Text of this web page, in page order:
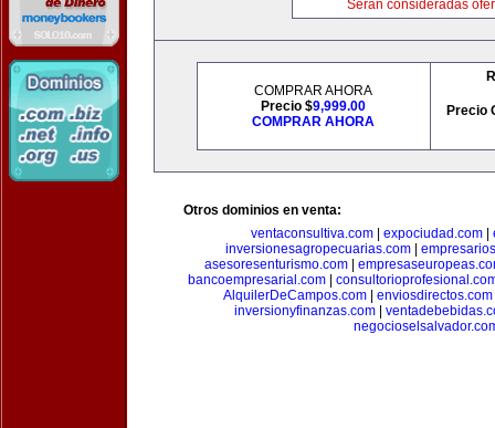
Serán consideradas
COMPRAR AHORA
Precio $9,999.00
COMPRAR AHORA
Precio
Otros dominios en venta:
ventaconsultiva.com
expociudad.com
inversionesagropecuarias.com
asesoresenturismo.com|
bancoempresarial.com
AlquilerDeCampos.com
enviosdirectos.com
inversionyfinanzas.com|